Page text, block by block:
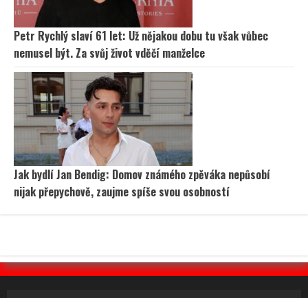
Petr Rychlý slaví 61 let: Už nějakou dobu tu však vůbec
nemusel být. Za svůj život vděčí manželce
Jak bydlí Jan Bendig: Domov známého zpěváka nepůsobí
nijak přepychově, zaujme spíše svou osobností